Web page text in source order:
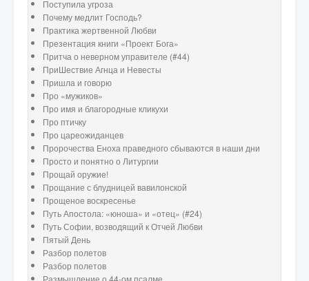
Поступила угроза
Почему медлит Господь?
Практика жертвенной Любви
Презентация книги «Проект Бога»
Притча о неверном управителе (#44)
ПриШествие Агнца и Невесты
Пришла и говорю
Про «мужиков»
Про имя и благородные кликухи
Про птичку
Про цареожиданцев
Пророчества Еноха праведного сбываются в наши дни
Просто и понятно о Литургии
Прощай оружие!
Прощание с блудницей вавилонской
Прощеное воскресенье
Путь Апостола: «юноша» и «отец» (#24)
Путь Софии, возводящий к Отчей Любви
Пятый День
Разбор полетов
Разбор полетов